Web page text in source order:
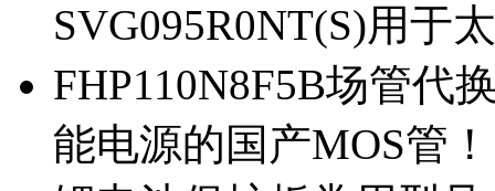
SVG095R0NT(S)用于
FHP110N8F5B场管代
能电源的国产MOS管！